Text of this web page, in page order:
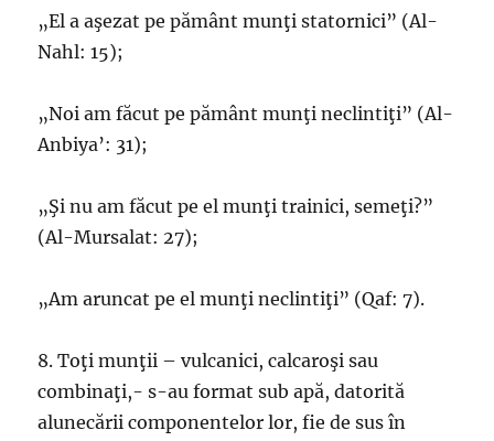
„El a aşezat pe pământ munţi statornici” (Al-
Nahl: 15);
„Noi am făcut pe pământ munţi neclintiţi” (Al-
Anbiya’: 31);
„Şi nu am făcut pe el munţi trainici, semeţi?”
(Al-Mursalat: 27);
„Am aruncat pe el munţi neclintiţi” (Qaf: 7).
8. Toţi munţii – vulcanici, calcaroşi sau
combinaţi,- s-au format sub apă, datorită
alunecării componentelor lor, fie de sus în